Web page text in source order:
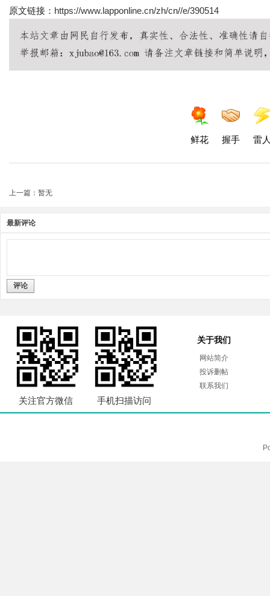
原文链接： https://www.lapponline.cn/zh/cn//e/390514
鲜花 握手 雷
上一篇：暂无
最新评论
评论
关注官方微信 手机扫描访问
关于我们
网站简介
投诉删帖
联系我们